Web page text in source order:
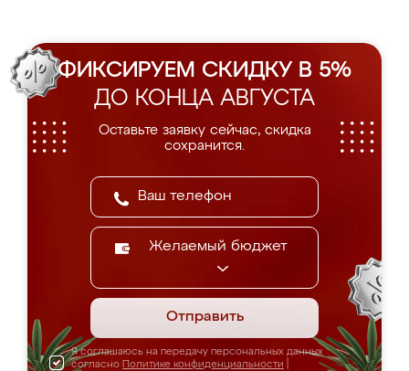
ФИКСИРУЕМ СКИДКУ В 5%
ДО КОНЦА АВГУСТА
Оставьте заявку сейчас, скидка
сохранится.
Желаемый бюджет
Отправить
Я соглашаюсь на передачу персональных данных
согласно Политике конфиденциальности